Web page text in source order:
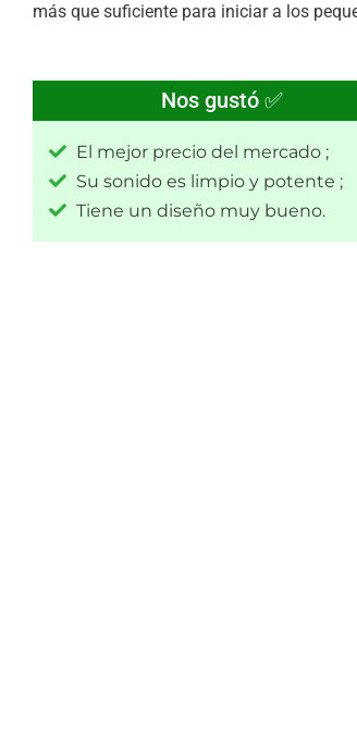
más que suficiente para iniciar a los
Nos gustó ✅
El mejor precio del mercado ;
Su sonido es limpio y potente ;
Tiene un diseño muy bueno.